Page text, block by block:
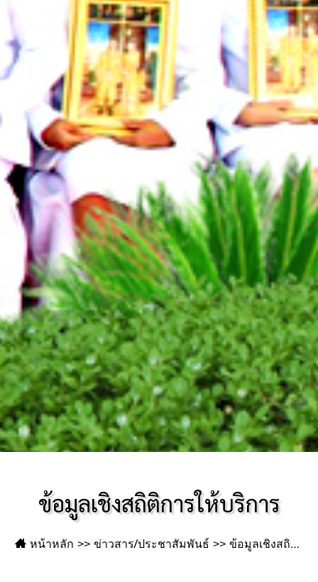
ข้อมูลเชิงสถิติการให้บริการ
หน้าหลัก ข่าวสาร/ประชาสัมพันธ์ ข้อมูลเชิงสถิติการให้บริการ